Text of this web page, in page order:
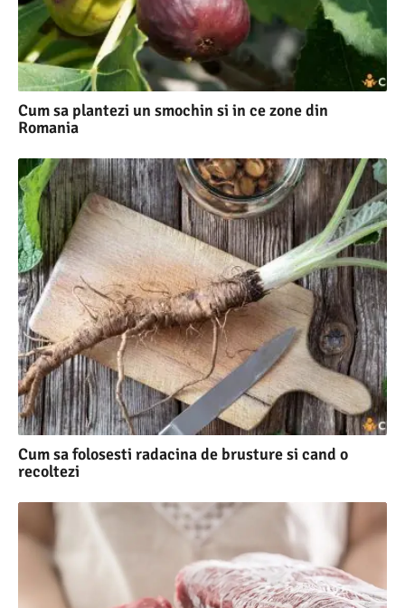
Cum sa plantezi un smochin si in ce zone din
Romania
Cum sa folosesti radacina de brusture si cand o
recoltezi